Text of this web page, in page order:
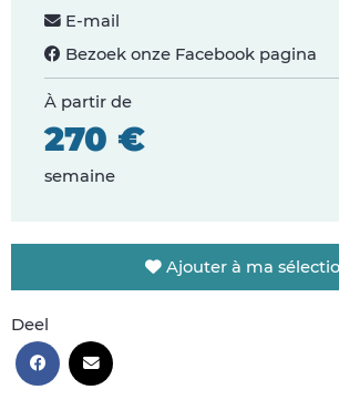
E-mail
Bezoek onze Facebook pagina
À partir de
270 €
semaine
Ajouter à ma
Deel